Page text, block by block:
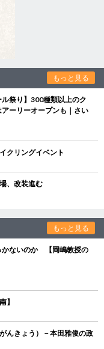
もっと見る
ル祭り】300種類以上のク
ーリーオープンも｜さい
クリングイベント
、改装進む
もっと見る
かないのか 【岡嶋教授の
】
んきょう）－本田雅俊の政